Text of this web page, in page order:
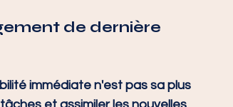
de dernière
immédiate n'est pas sa plus
et assimiler les nouvelles